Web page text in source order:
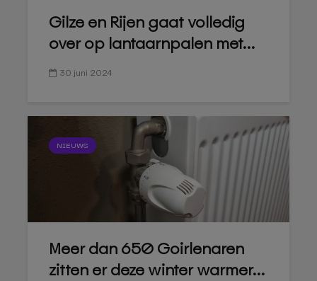
Gilze en Rijen gaat volledig
over op lantaarnpalen met...
30 juni 2024
NIEUWS
Meer dan 650 Goirlenaren
zitten er deze winter warmer...